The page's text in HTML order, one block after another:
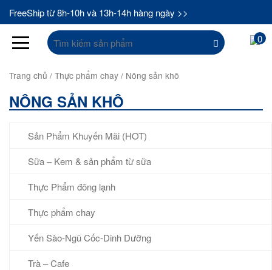
FreeShip từ 8h-10h và 13h-14h hàng ngày >>
Tìm
kiếm:
0
Sản Phẩm Khuyến Mãi (HOT)
Sữa – Kem & sản phẩm từ sữa
Thực Phẩm đông lạnh
Thực phẩm chay
Yến Sào-Ngũ Cốc-Dinh Dưỡng
Trà – Cafe
Trang chủ / Thực phẩm chay / Nông sản khô
NÔNG SẢN KHÔ